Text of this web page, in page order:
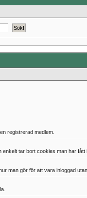
registrerad medlem.
tar bort cookies man har fått
man gör för att vara inloggad